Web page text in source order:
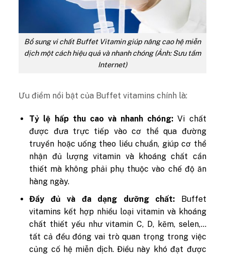
Bổ sung vi chất Buffet Vitamin giúp nâng cao hệ miễn
dịch một cách hiệu quả và nhanh chóng (Ảnh: Sưu tầm
Internet)
Ưu điểm nổi bật của Buffet vitamins chính là:
Tỷ lệ hấp thu cao và nhanh chóng: Vi chất
được đưa trực tiếp vào cơ thể qua đường
truyền hoặc uống theo liều chuẩn, giúp cơ thể
nhận đủ lượng vitamin và khoáng chất cần
thiết mà không phải phụ thuộc vào chế độ ăn
hàng ngày.
Đầy đủ và đa dạng dưỡng chất: Buffet
vitamins kết hợp nhiều loại vitamin và khoáng
chất thiết yếu như vitamin C, D, kẽm, selen,…
tất cả đều đóng vai trò quan trọng trong việc
củng cố hệ miễn dịch. Điều này khó đạt được